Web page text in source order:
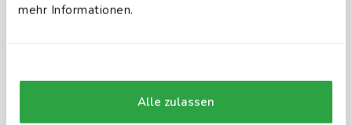
mehr Informationen.
Alle zulassen